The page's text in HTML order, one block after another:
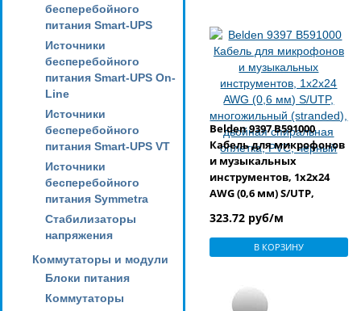
бесперебойного
питания Smart-UPS
Источники
бесперебойного
питания Smart-UPS On-
Line
Источники
бесперебойного
питания Smart-UPS VT
Источники
бесперебойного
питания Symmetra
Стабилизаторы
напряжения
Коммутаторы и модули
Блоки питания
Коммутаторы
Belden 9397 B591000
Кабель для микрофонов
и музыкальных
инструментов, 1х2х24
AWG (0,6 мм) S/UTP,
(stranded), двойная
спиральная оплетка,
PVC, черный
323.72 руб/м
В КОРЗИНУ